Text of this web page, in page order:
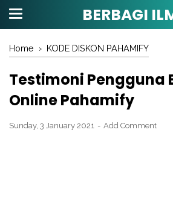
BERBAGI
Home › KODE DISKON PAHAMIFY
Testimoni Pengguna
Online Pahamify
Sunday, 3 January 2021 Add Comment